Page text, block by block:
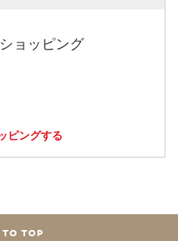
ョッピング
ピングする
TO TOP